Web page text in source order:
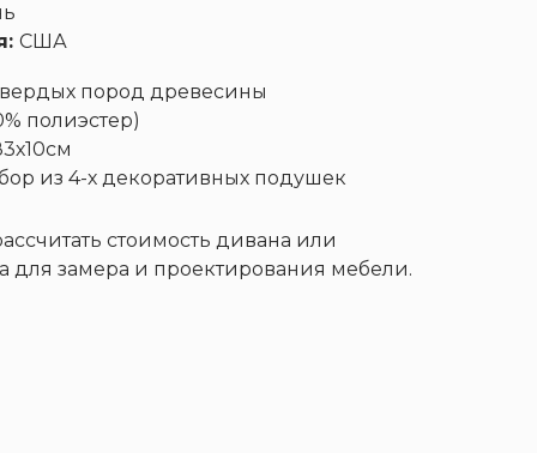
+7 (911) 928-22-72
Матрасы
Столы
США
пород древесины
полиэстер)
из 4-х декоративных подушек
стоимость дивана или
для замера и проектирования мебели.